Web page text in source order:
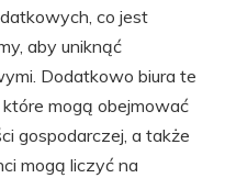
co jest
aby uniknąć
Dodatkowo biura te
mogą obejmować
gospodarczej, a także
mogą liczyć na